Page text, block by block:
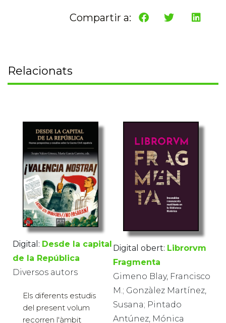
Compartir a:
Relacionats
Digital: Desde la capital
de la República
Diversos autors
Els diferents estudis
del present volum
recorren l'àmbit
Digital obert: Librorvm
Fragmenta
Gimeno Blay, Francisco
M.; Gonzàlez Martínez,
Susana; Pintado
Antúnez, Mónica